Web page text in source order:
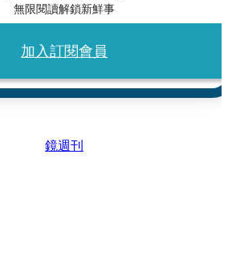
無限閱讀解鎖新鮮事
加入訂閱會員
鏡週刊